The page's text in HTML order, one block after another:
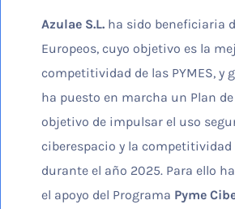
Azulae S.L. ha sido beneficiaria
Europeos, cuyo objetivo es la
competitividad de las PYMES, y
ha puesto en marcha un Plan
objetivo de impulsar el uso
ciberespacio y la competitividad
durante el año 2025. Para ello
el apoyo del Programa Pyme